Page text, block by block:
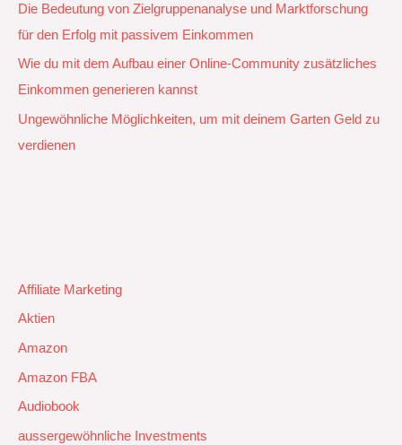
Die Bedeutung von Zielgruppenanalyse und Marktforschung
für den Erfolg mit passivem Einkommen
Wie du mit dem Aufbau einer Online-Community zusätzliches
Einkommen generieren kannst
Ungewöhnliche Möglichkeiten, um mit deinem Garten Geld zu
verdienen
Affiliate Marketing
Aktien
Amazon
Amazon FBA
Audiobook
aussergewöhnliche Investments